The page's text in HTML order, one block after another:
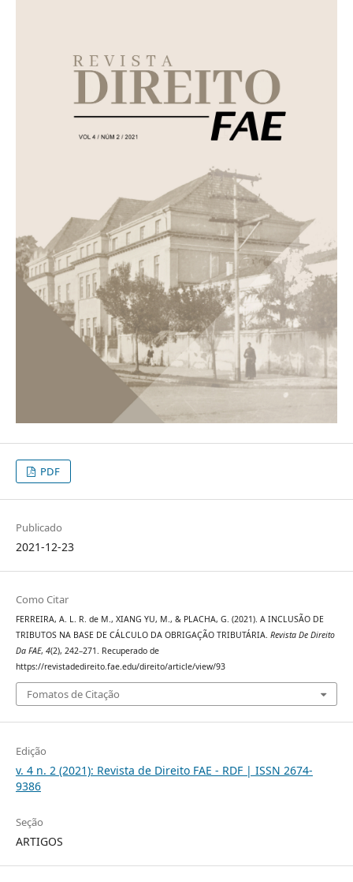
PDF
Publicado
2021-12-23
Como Citar
FERREIRA, A. L. R. de M., XIANG YU, M., & PLACHA, G. (2021). A INCLUSÃO DE
TRIBUTOS NA BASE DE CÁLCULO DA OBRIGAÇÃO TRIBUTÁRIA. Revista De Direito
Da FAE, 4(2), 242–271. Recuperado de
https://revistadedireito.fae.edu/direito/article/view/93
Fomatos de Citação
Edição
v. 4 n. 2 (2021): Revista de Direito FAE - RDF | ISSN 2674-
9386
Seção
ARTIGOS